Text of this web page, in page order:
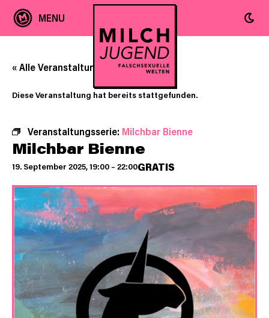
« Alle Veranstaltungen
Diese Veranstaltung hat bereits stattgefunden.
Veranstaltungsserie: Milchbar Bienne
Milchbar Bienne
19. September 2025, 19:00 – 22:00GRATIS